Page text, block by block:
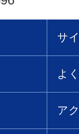
サ
よ
ア